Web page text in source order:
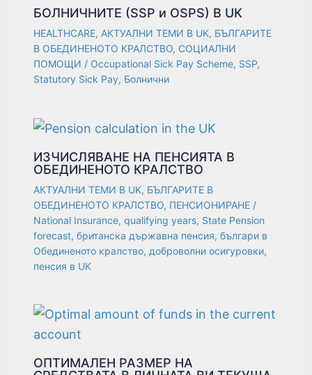
БОЛНИЧНИТЕ (SSP и OSPS) В UK
HEALTHCARE, АКТУАЛНИ ТЕМИ В UK, БЪЛГАРИТЕ
В ОБЕДИНЕНОТО КРАЛСТВО, СОЦИАЛНИ
ПОМОЩИ / Occupational Sick Pay Scheme, SSP,
Statutory Sick Pay, Болнични
ИЗЧИСЛЯВАНЕ НА ПЕНСИЯТА В
ОБЕДИНЕНОТО КРАЛСТВО
АКТУАЛНИ ТЕМИ В UK, БЪЛГАРИТЕ В
ОБЕДИНЕНОТО КРАЛСТВО, ПЕНСИОНИРАНЕ /
National Insurance,qualifying years, State Pension
forecast,британска държавна пенсия,българи в
Обединеното кралство, доброволни осигуровки,
пенсия в UK
ОПТИМАЛЕН РАЗМЕР НА